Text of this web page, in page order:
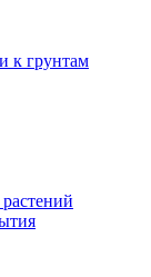
к грунтам